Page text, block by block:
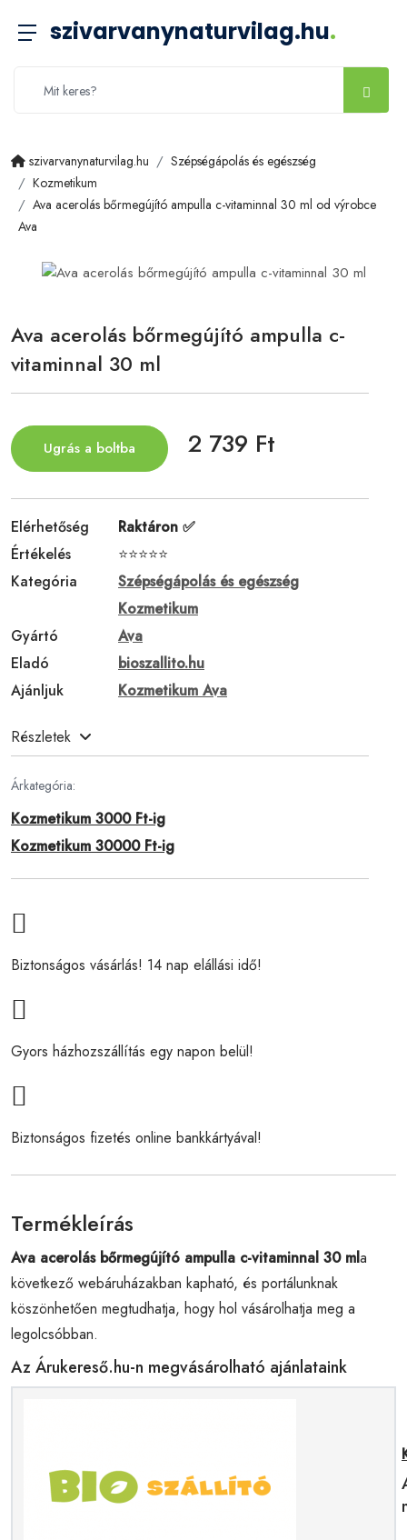
szivarvanynaturvilag.hu.
szivarvanynaturvilag.hu
Szépségápolás és egészség
Kozmetikum
Ava acerolás bőrmegújító ampulla c-vitaminnal 30 ml od výrobce
Ava
Ava acerolás bőrmegújító ampulla c-
vitaminnal 30 ml
Ugrás a boltba 2 739 Ft
Elérhetőség
Raktáron ✅
Értékelés
⭐⭐⭐⭐⭐
Kategória
Szépségápolás és egészség
Kozmetikum
Gyártó
Ava
Eladó
bioszallito.hu
Ajánljuk
Kozmetikum Ava
Részletek
Árkategória:
Kozmetikum 3000 Ft-ig
Kozmetikum 30000 Ft-ig
Biztonságos vásárlás! 14 nap elállási idő!
Gyors házhozszállítás egy napon belül!
Biztonságos fizetés online bankkártyával!
Termékleírás
Ava acerolás bőrmegújító ampulla c-vitaminnal 30 mla
következő webáruházakban kapható, és portálunknak
köszönhetően megtudhatja, hogy hol vásárolhatja meg a
legolcsóbban.
Az Árukereső.hu-n megvásárolható ajánlataink